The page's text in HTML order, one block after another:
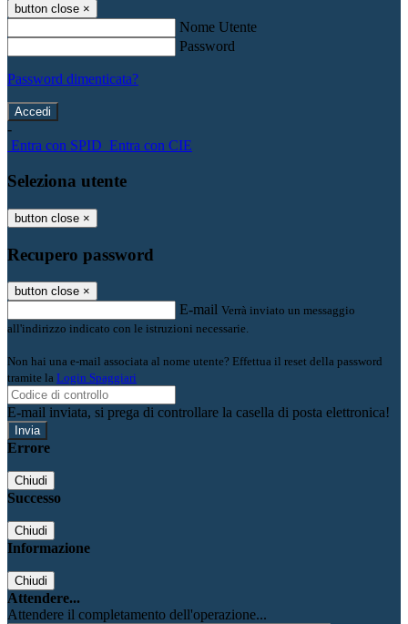
button close ×
Nome Utente
Password
Password dimenticata?
-
Entra con SPID Entra con CIE
Seleziona utente
button close ×
Recupero password
button close ×
E-mail Verrà inviato un messaggio
all'indirizzo indicato con le istruzioni necessarie.
Non hai una e-mail associata al nome utente? Effettua il reset della password
tramite la Login Spaggiari
E-mail inviata, si prega di controllare la casella di posta elettronica!
Errore
Chiudi
Successo
Chiudi
Informazione
Chiudi
Attendere...
Attendere il completamento dell'operazione...